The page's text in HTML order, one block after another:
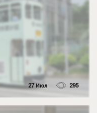
27 Июл 295